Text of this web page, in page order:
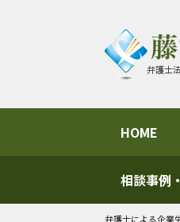
弁護士
HOME
相談事例
弁護士による企業